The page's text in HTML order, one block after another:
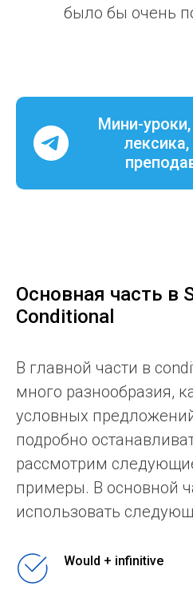
было бы очень
Мини-
Основная часть в
Conditional
В главной части в
много разнообразия,
условных
подробно
рассмотрим
примеры. В основной
использовать
Would + infinitive